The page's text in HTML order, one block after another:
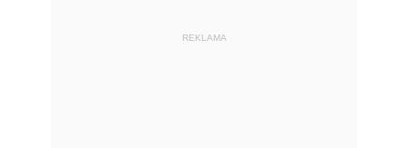
REKLAMA